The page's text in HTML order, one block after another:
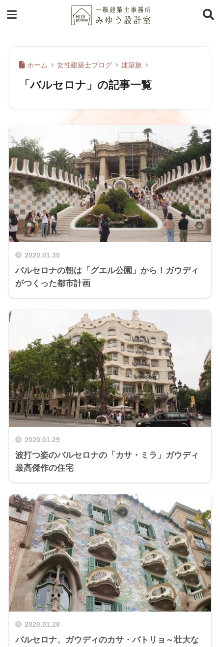
ホーム 女性建築士ブログ 建築旅
「バルセロナ」の記事一覧
2020.01.30
バルセロナの朝は「グエル公園」から！ガウディ
がつくった都市計画
2020.01.29
波打つ姿のバルセロナの「カサ・ミラ」ガウディ
最高傑作の住宅
2020.01.28
バルセロナ、ガウディのカサ・バトリョ～壮大な